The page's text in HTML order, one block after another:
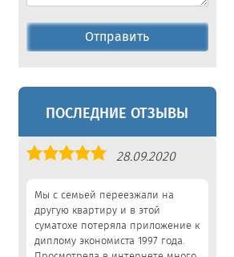
Отправить
ПОСЛЕДНИЕ ОТЗЫВЫ
Оценка
28.09.2020
Мы с семьей переезжали на
другую квартиру и в этой
суматохе потеряла приложение к
диплому экономиста 1997 года.